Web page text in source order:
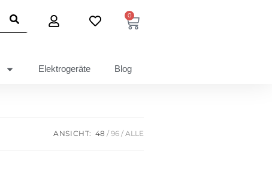
0
Elektrogeräte Blog
ANSICHT: 48 96 ALLE